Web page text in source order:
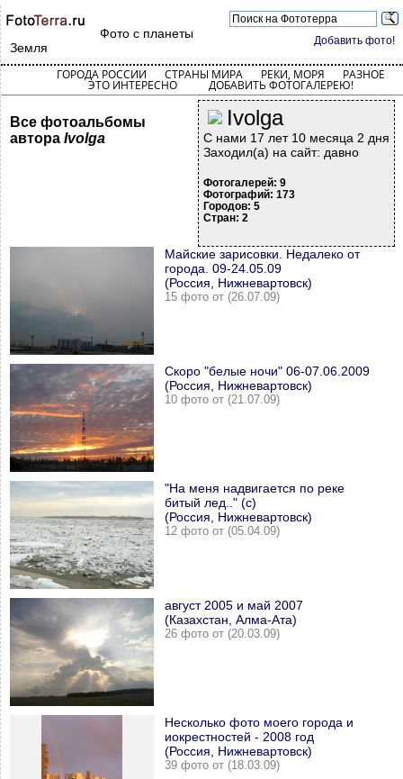
Добавить фото!
Фото с планеты
Земля
ГОРОДА РОССИИ СТРАНЫ МИРА РЕКИ, МОРЯ РАЗНОЕ
ЭТО ИНТЕРЕСНО ДОБАВИТЬ ФОТОГАЛЕРЕЮ!
Ivolga
С нами 17 лет 10 месяца 2 дня
Заходил(а) на сайт: давно
Фотогалерей: 9
Фотографий: 173
Городов: 5
Стран: 2
Все фотоальбомы
автора Ivolga
Майские зарисовки. Недалеко от
города. 09-24.05.09
(Россия, Нижневартовск)
15 фото от (26.07.09)
Скоро "белые ночи" 06-07.06.2009
(Россия, Нижневартовск)
10 фото от (21.07.09)
"На меня надвигается по реке
битый лед.." (с)
(Россия, Нижневартовск)
12 фото от (05.04.09)
август 2005 и май 2007
(Казахстан, Алма-Ата)
26 фото от (20.03.09)
Несколько фото моего города и
иокрестностей - 2008 год
(Россия, Нижневартовск)
39 фото от (18.03.09)